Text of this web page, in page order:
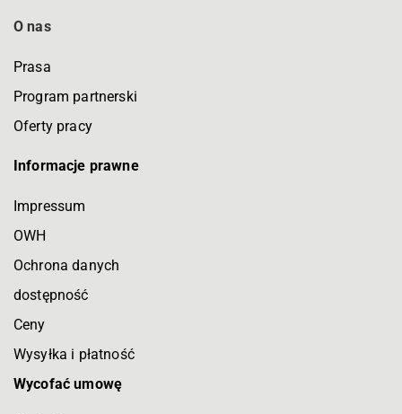
O nas
Prasa
Program partnerski
Oferty pracy
Informacje prawne
Impressum
OWH
Ochrona danych
dostępność
Ceny
Wysyłka i płatność
Wycofać umowę